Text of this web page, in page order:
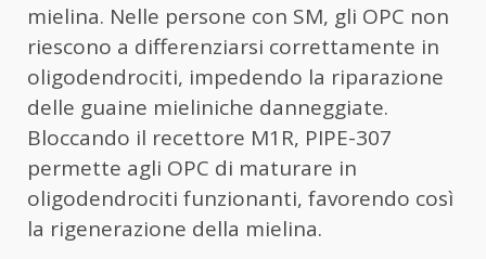
mielina. Nelle persone con SM, gli OPC non
riescono a differenziarsi correttamente in
oligodendrociti, impedendo la riparazione
delle guaine mieliniche danneggiate.
Bloccando il recettore M1R, PIPE-307
permette agli OPC di maturare in
oligodendrociti funzionanti, favorendo così
la rigenerazione della mielina.